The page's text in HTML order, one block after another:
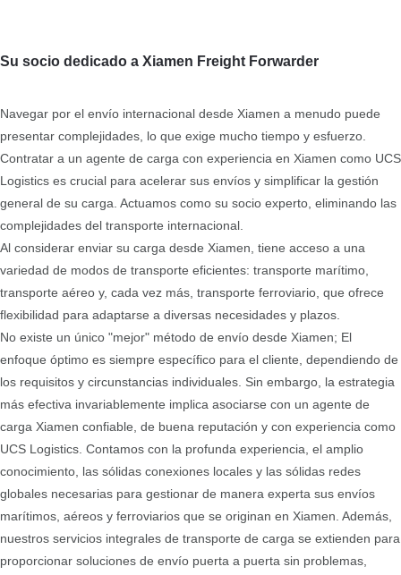
Su socio dedicado a Xiamen Freight Forwarder
Navegar por el envío internacional desde Xiamen a menudo puede
presentar complejidades, lo que exige mucho tiempo y esfuerzo.
Contratar a un agente de carga con experiencia en Xiamen como UCS
Logistics es crucial para acelerar sus envíos y simplificar la gestión
general de su carga. Actuamos como su socio experto, eliminando las
complejidades del transporte internacional.
Al considerar enviar su carga desde Xiamen, tiene acceso a una
variedad de modos de transporte eficientes: transporte marítimo,
transporte aéreo y, cada vez más, transporte ferroviario, que ofrece
flexibilidad para adaptarse a diversas necesidades y plazos.
No existe un único "mejor" método de envío desde Xiamen; El
enfoque óptimo es siempre específico para el cliente, dependiendo de
los requisitos y circunstancias individuales. Sin embargo, la estrategia
más efectiva invariablemente implica asociarse con un agente de
carga Xiamen confiable, de buena reputación y con experiencia como
UCS Logistics. Contamos con la profunda experiencia, el amplio
conocimiento, las sólidas conexiones locales y las sólidas redes
globales necesarias para gestionar de manera experta sus envíos
marítimos, aéreos y ferroviarios que se originan en Xiamen. Además,
nuestros servicios integrales de transporte de carga se extienden para
proporcionar soluciones de envío puerta a puerta sin problemas,